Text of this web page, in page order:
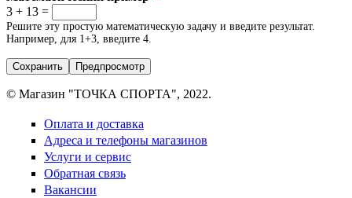
3 + 13 =
Решите эту простую математическую задачу и введите результат.
Например, для 1+3, введите 4.
© Магазин "ТОЧКА СПОРТА", 2022.
Оплата и доставка
Адреса и телефоны магазинов
Услуги и сервис
Обратная связь
Вакансии